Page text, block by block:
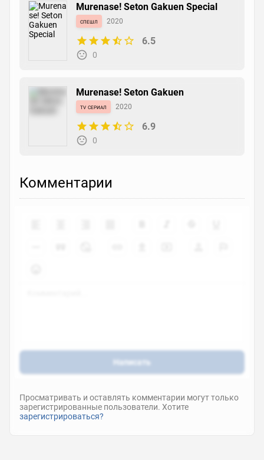
Murenase! Seton Gakuen Special
спешл 2020
6.5
0
Murenase! Seton Gakuen
tv сериал 2020
6.9
0
Комментарии
Написать
Просматривать и оставлять комментарии могут только
зарегистрированные пользователи. Хотите
зарегистрироваться?